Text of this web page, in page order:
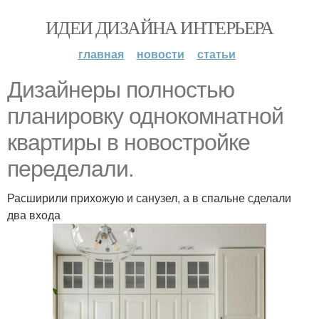
ИДЕИ ДИЗАЙНА ИНТЕРЬЕРА
главная новости статьи
Дизайнеры полностью
планировку однокомнатной
квартиры в новостройке
переделали.
Расширили прихожую и санузел, а в спальне сделали
два входа